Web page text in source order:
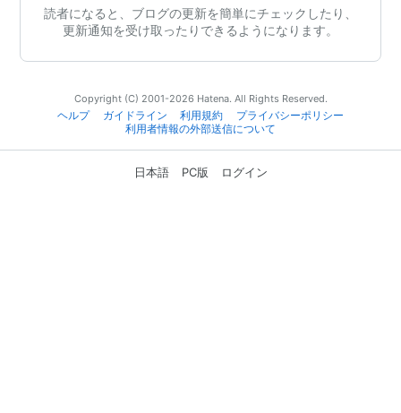
読者になると、ブログの更新を簡単にチェックしたり、
更新通知を受け取ったりできるようになります。
Copyright (C) 2001-2026 Hatena. All Rights Reserved.
ヘルプ
ガイドライン 利用規約
プライバシーポリシー
利用者情報の外部送信について
日本語 PC版 ログイン